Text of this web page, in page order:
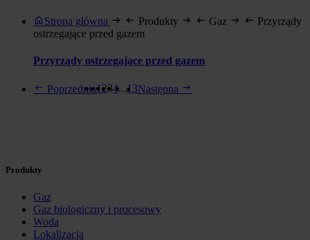
Strona główna Produkty Gaz
Przyrządy
ostrzegające przed gazem
Przyrządy ostrzegające przed gazem
Poprzednia1234...13Następna
Produkty
Gaz
Gaz biologiczny i procesowy
Woda
Lokalizacja